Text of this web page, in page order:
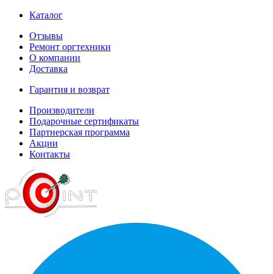
Каталог
Отзывы
Ремонт оргтехники
О компании
Доставка
Гарантия и возврат
Производители
Подарочные сертификаты
Партнерская программа
Акции
Контакты